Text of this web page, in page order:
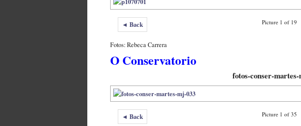
◄ Back Picture 1 of 19
Fotos: Rebeca Carrera
O Conservatorio
fotos-conser-martes-
◄ Back Picture 1 of 35